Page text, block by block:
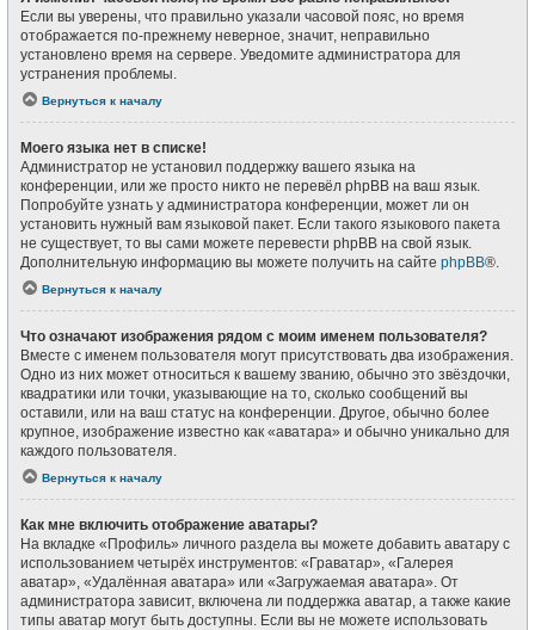
Если вы уверены, что правильно указали часовой пояс, но время
отображается по-прежнему неверное, значит, неправильно
установлено время на сервере. Уведомите администратора для
устранения проблемы.
Вернуться к началу
Моего языка нет в списке!
Администратор не установил поддержку вашего языка на
конференции, или же просто никто не перевёл phpBB на ваш язык.
Попробуйте узнать у администратора конференции, может ли он
установить нужный вам языковой пакет. Если такого языкового пакета
не существует, то вы сами можете перевести phpBB на свой язык.
Дополнительную информацию вы можете получить на сайте phpBB®.
Вернуться к началу
Что означают изображения рядом с моим именем пользователя?
Вместе с именем пользователя могут присутствовать два изображения.
Одно из них может относиться к вашему званию, обычно это звёздочки,
квадратики или точки, указывающие на то, сколько сообщений вы
оставили, или на ваш статус на конференции. Другое, обычно более
крупное, изображение известно как «аватара» и обычно уникально для
каждого пользователя.
Вернуться к началу
Как мне включить отображение аватары?
На вкладке «Профиль» личного раздела вы можете добавить аватару с
использованием четырёх инструментов: «Граватар», «Галерея
аватар», «Удалённая аватара» или «Загружаемая аватара». От
администратора зависит, включена ли поддержка аватар, а также какие
типы аватар могут быть доступны. Если вы не можете использовать